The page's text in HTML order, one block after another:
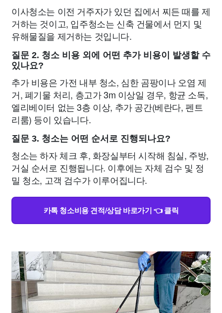
이사청소는 이전 거주자가 있던 집에서 찌든 때를 제
거하는 것이고, 입주청소는 신축 건물에서 먼지 및
유해물질을 제거하는 것입니다.
질문 2. 청소 비용 외에 어떤 추가 비용이 발생할 수
있나요?
추가 비용은 가전 내부 청소, 심한 곰팡이나 오염 제
거, 폐기물 처리, 층고가 3m 이상일 경우, 항균 소독,
엘리베이터 없는 3층 이상, 추가 공간(베란다, 펜트
리룸) 등이 있습니다.
질문 3. 청소는 어떤 순서로 진행되나요?
청소는 하자 체크 후, 화장실부터 시작해 침실, 주방,
거실 순서로 진행됩니다. 이후에는 자체 검수 및 정
밀 청소, 고객 검수가 이루어집니다.
카톡 청소비용 견적/상담 바로가기 👈 클릭